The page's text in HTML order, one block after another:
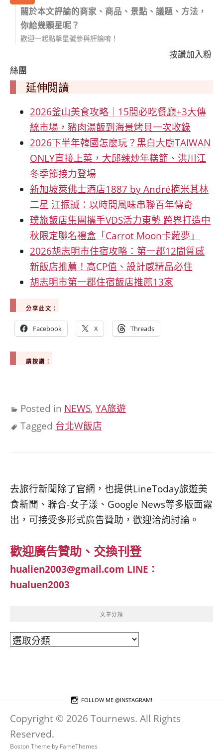
關於本文評論的商家、商品、景點、議題、方法，
你給幾顆星呢？
歡迎一起點擊星號參與評論唷！
按讚加入粉
絲團
延伸閱讀
2026釜山美食攻略｜15間必吃餐廳+3大傳
統市場，豬肉湯飯到海景烤貝一次收錄
2026下半年韓國怎麼玩？黑白大廚TAIWAN
ONLY直接上菜，大邱辣炒年糕節、洪川江
冬季節接力登場
新加坡萊佛士酒店1887 by André摘米其林
二星 江振誠：以時間風味串聯百年傳奇
璞旅飯店集團攜手VDS活力東勢 跨界打造中
秋限定聯名禮盒「Carrot Moon卡蘿夢」
2026胡志明市住宿攻略：第一郡12間質感
新飯店推薦！高CP值、設計感精品必住
胡志明市第一郡住宿飯店推薦13家
分享此文：
Facebook X Threads
請按讚：
Posted in NEWS, YA旅遊
Tagged 台北W飯店
去旅行新聞除了官網，也提供LineToday旅遊美
食新聞、聯合-女子漾、Google News等多版面露
出，可接受多形式廣告贊助，歡迎洽詢討論。
歡迎廣告贊助、交換刊登
hualien2003@gmail.com LINE：
hualuen2003
文章分類
文
FOLLOW ME @INSTAGRAM!
Copyright © 2026 Tournews. All Rights
Reserved.
Boston Theme by FameThemes